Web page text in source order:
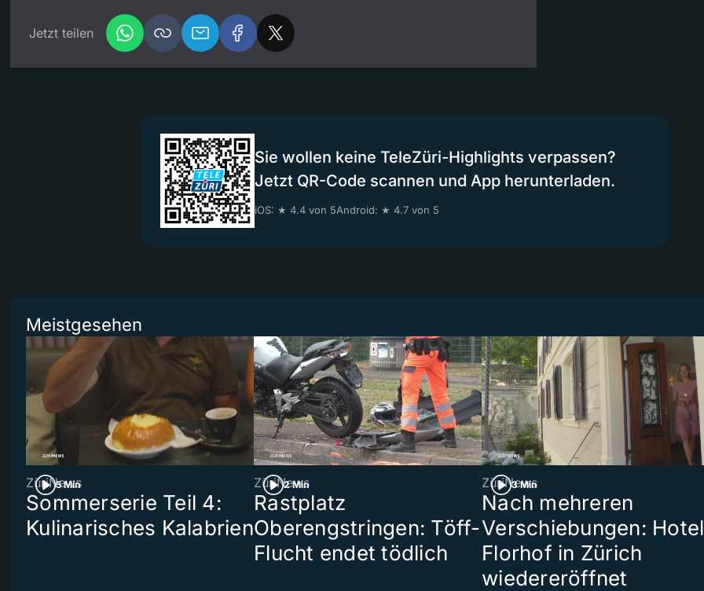
Jetzt teilen
Sie wollen keine TeleZüri-Highlights verpassen?
Jetzt QR-Code scannen und App herunterladen.
iOS: ★ 4.4 von 5Android: ★ 4.7 von 5
Meistgesehen
5 Min
ZüriNews
Sommerserie Teil 4:
Kulinarisches Kalabrien
2 Min
ZüriNews
Rastplatz
Oberengstringen: Töff-
Flucht endet tödlich
3 Min
ZüriNews
Nach mehreren
Verschiebungen: Hotel
Florhof in Zürich
wiedereröffnet